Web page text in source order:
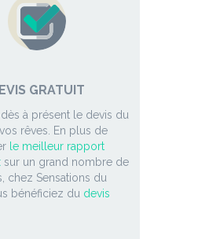
GRATUIT
à présent le devis du
rêves. En plus de
le meilleur rapport
sur un grand nombre de
chez Sensations du
bénéficiez du devis